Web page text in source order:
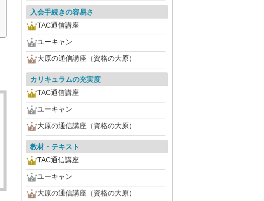
入会手続きの容易さ
TAC通信講座
ユーキャン
大原の通信講座（資格の大原）
カリキュラムの充実度
TAC通信講座
ユーキャン
大原の通信講座（資格の大原）
教材・テキスト
TAC通信講座
ユーキャン
大原の通信講座（資格の大原）